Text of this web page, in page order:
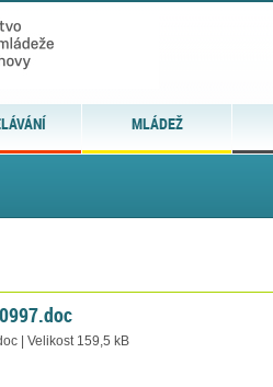
MLÁDEŽ
| Velikost 159,5 kB